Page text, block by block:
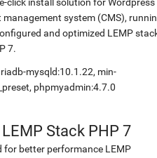
system (CMS),
and optimized LEMP
7.
mysqld:10.1.22, min-
phpmyadmin:4.7.0
Stack PHP 7
for better performance LEMP